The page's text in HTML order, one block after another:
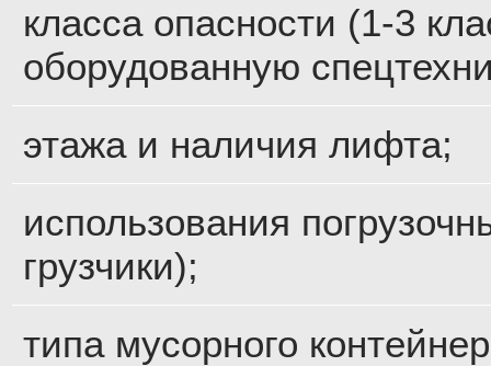
класса опасности (1-3
оборудованную
этажа и наличия лифта;
использования
грузчики);
типа мусорного